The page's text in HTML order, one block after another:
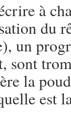
à
du
un
sont
la
est